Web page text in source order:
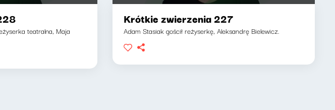
teatralna, Maja
Krótkie zwierzenia 227
Adam Stasiak gościł reżyserkę, Aleksandrę Bielewicz.